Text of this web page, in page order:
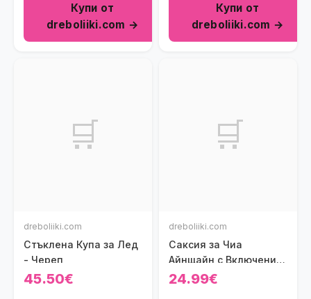
Купи от
dreboliiki.com →
Купи от
dreboliiki.com →
🛒
dreboliiki.com
Стъклена Купа за Лед
- Череп
45.50€
🛒
dreboliiki.com
Саксия за Чиа
Айнщайн с Включени
Семена
24.99€